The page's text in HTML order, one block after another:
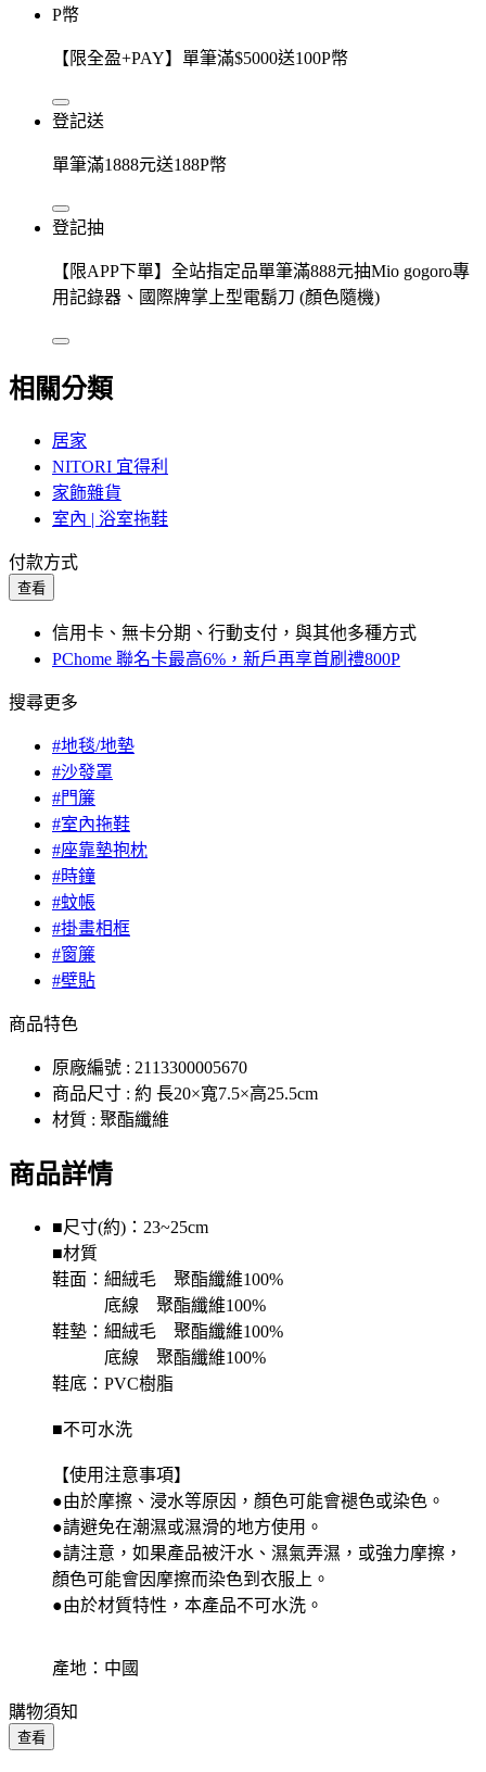
P幣
【限全盈+PAY】單筆滿$5000送100P幣
登記送
單筆滿1888元送188P幣
登記抽
【限APP下單】全站指定品單筆滿888元抽Mio gogoro專
用記錄器、國際牌掌上型電鬍刀 (顏色隨機)
相關分類
居家
NITORI 宜得利
家飾雜貨
室內 | 浴室拖鞋
付款方式
查看
信用卡、無卡分期、行動支付，與其他多種方式
PChome 聯名卡最高6%，新戶再享首刷禮800P
搜尋更多
#地毯/地墊
#沙發罩
#門簾
#室內拖鞋
#座靠墊抱枕
#時鐘
#蚊帳
#掛畫相框
#窗簾
#壁貼
商品特色
原廠編號 : 2113300005670
商品尺寸 : 約 長20×寬7.5×高25.5cm
材質 : 聚酯纖維
商品詳情
■尺寸(約)：23~25cm
■材質
鞋面：細絨毛 聚酯纖維100%
底線 聚酯纖維100%
鞋墊：細絨毛 聚酯纖維100%
底線 聚酯纖維100%
鞋底：PVC樹脂
■不可水洗
【使用注意事項】
●由於摩擦、浸水等原因，顏色可能會褪色或染色。
●請避免在潮濕或濕滑的地方使用。
●請注意，如果產品被汗水、濕氣弄濕，或強力摩擦，
顏色可能會因摩擦而染色到衣服上。
●由於材質特性，本產品不可水洗。
產地：中國
購物須知
查看